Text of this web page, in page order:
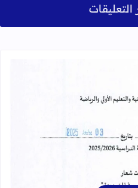
التعليقات
قراءة المزيد عن مقرر تنظيم السنة الدراسية